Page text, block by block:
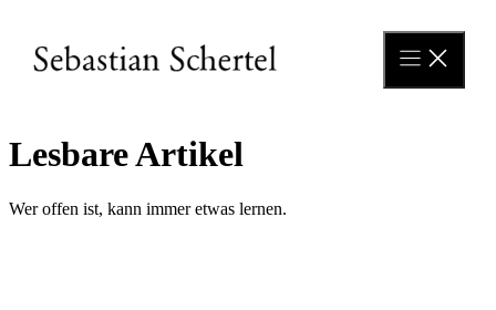
springen
Lesbare Artikel
Wer offen ist, kann immer etwas lernen.